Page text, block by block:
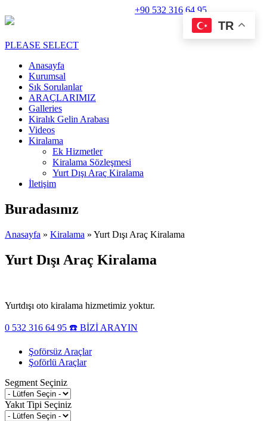
+90 532 316 64 95
PLEASE SELECT
Anasayfa
Kurumsal
Sık Sorulanlar
ARAÇLARIMIZ
Galleries
Kiralık Gelin Arabası
Videos
Kiralama
Ek Hizmetler
Kiralama Sözleşmesi
Yurt Dışı Araç Kiralama
İletişim
Buradasınız
Anasayfa » Kiralama » Yurt Dışı Araç Kiralama
Yurt Dışı Araç Kiralama
Yurtdışı oto kiralama hizmetimiz yoktur.
0 532 316 64 95 ☎️ BİZİ ARAYIN
TR
Şoförsüz Araçlar
Şoförlü Araçlar
Segment Seçiniz
Yakıt Tipi Seçiniz